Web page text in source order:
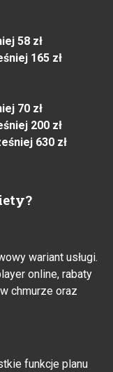
58 zł
165 zł
70 zł
200 zł
630 zł
wariant usługi.
online, rabaty
chmurze oraz
funkcje planu